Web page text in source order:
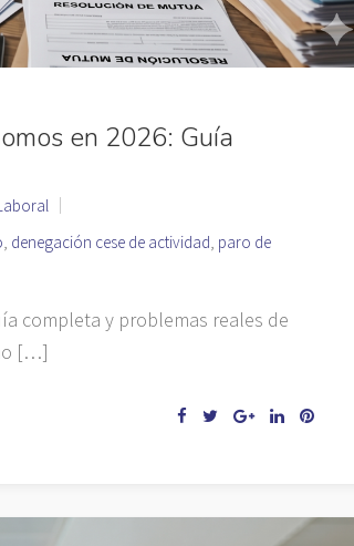
en 2026: Guía
, denegación cese de actividad, paro de
completa y problemas reales de
[…]